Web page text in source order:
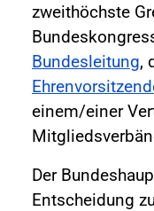
zweithöchste
Bundesleitung,
einem/einer
Der
Entscheidung